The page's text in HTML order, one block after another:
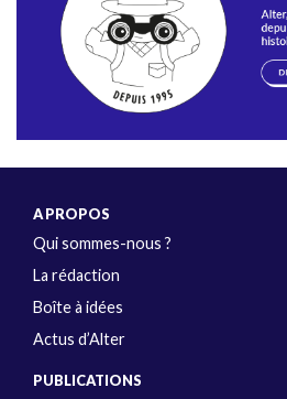
A PROPOS
Qui sommes-nous ?
La rédaction
Boîte à idées
Actus d’Alter
PUBLICATIONS